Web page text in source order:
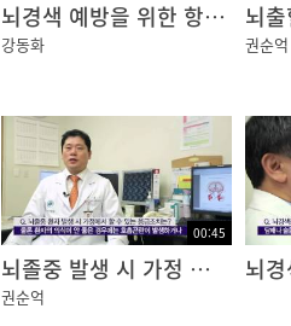
뇌경색 예방을 위한 항혈전제 복용
강동화
뇌
권순억
00:45
뇌졸중 발생 시 가정 내 응급조치
권순억
뇌